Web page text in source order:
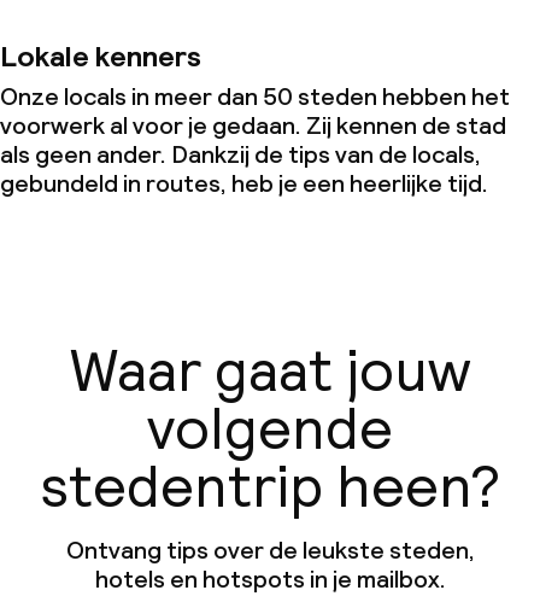
Lokale kenners
Onze locals in meer dan 50 steden hebben het
voorwerk al voor je gedaan. Zij kennen de stad
als geen ander. Dankzij de tips van de locals,
gebundeld in routes, heb je een heerlijke tijd.
Waar gaat jouw
volgende
stedentrip heen?
Ontvang tips over de leukste steden,
hotels en hotspots in je mailbox.